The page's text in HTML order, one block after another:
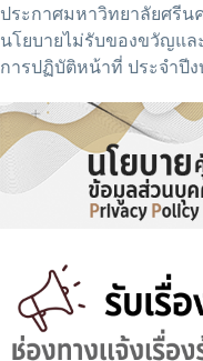
ประกาศมหาวิทยาลัยศรีน
นโยบายไม่รับของขวัญแ
การปฏิบัติหน้าที่ ประจำปี